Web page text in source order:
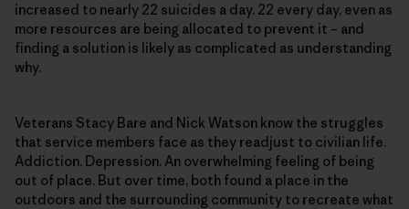
increased to nearly 22 suicides a day. 22 every day, even as
more resources are being allocated to prevent it – and
finding a solution is likely as complicated as understanding
why.
Veterans Stacy Bare and Nick Watson know the struggles
that service members face as they readjust to civilian life.
Addiction. Depression. An overwhelming feeling of being
out of place. But over time, both found a place in the
outdoors and the surrounding community to recreate what